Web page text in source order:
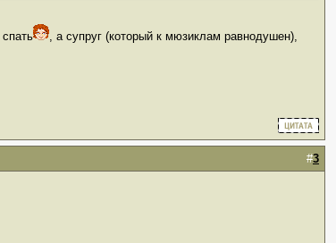
, а супруг (который к мюзиклам равнодушен),
#3